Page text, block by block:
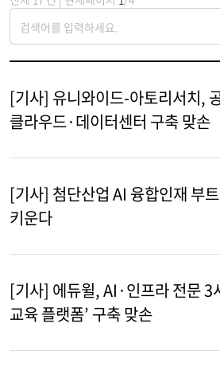
[기사] 유니와이드-아토리서치,
클라우드·데이터센터 구축 맞손
[기사] 첨단산업 AI 융합인재 부
키운다
[기사] 에듀윌, AI·인프라 전문 3
교육 플랫폼’ 구축 맞손